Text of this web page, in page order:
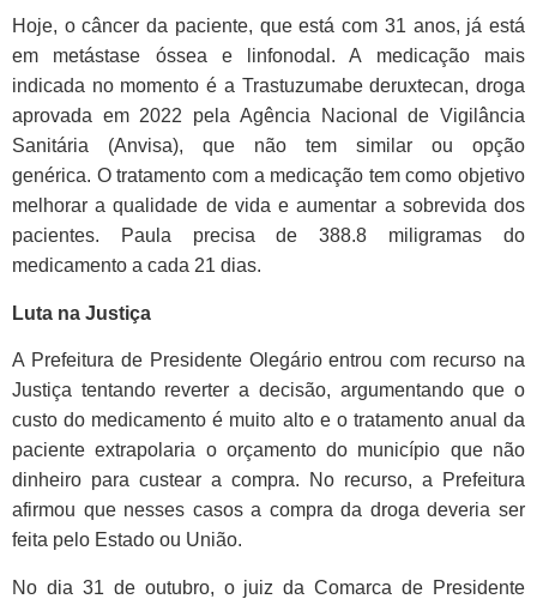
Hoje, o câncer da paciente, que está com 31 anos, já está
em metástase óssea e linfonodal. A medicação mais
indicada no momento é a Trastuzumabe deruxtecan, droga
aprovada em 2022 pela Agência Nacional de Vigilância
Sanitária (Anvisa), que não tem similar ou opção
genérica. O tratamento com a medicação tem como objetivo
melhorar a qualidade de vida e aumentar a sobrevida dos
pacientes. Paula precisa de 388.8 miligramas do
medicamento a cada 21 dias.
Luta na Justiça
A Prefeitura de Presidente Olegário entrou com recurso na
Justiça tentando reverter a decisão, argumentando que o
custo do medicamento é muito alto e o tratamento anual da
paciente extrapolaria o orçamento do município que não
dinheiro para custear a compra. No recurso, a Prefeitura
afirmou que nesses casos a compra da droga deveria ser
feita pelo Estado ou União.
No dia 31 de outubro, o juiz da Comarca de Presidente